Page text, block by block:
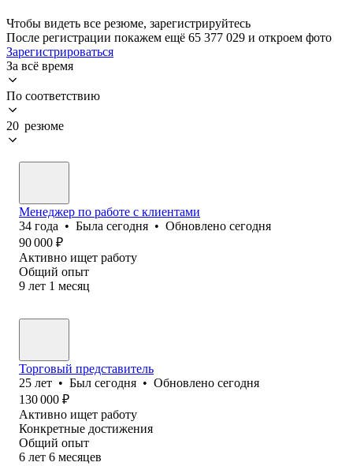
Чтобы видеть все резюме, зарегистрируйтесь
После регистрации покажем ещё 65 377 029 и откроем фото
Зарегистрироваться
За всё время
По соответствию
20 резюме
Менеджер по работе с клиентами
34 года • Была сегодня • Обновлено сегодня
90 000 ₽
Активно ищет работу
Общий опыт
9 лет 1 месяц
Торговый представитель
25 лет • Был сегодня • Обновлено сегодня
130 000 ₽
Активно ищет работу
Конкретные достижения
Общий опыт
6 лет 6 месяцев